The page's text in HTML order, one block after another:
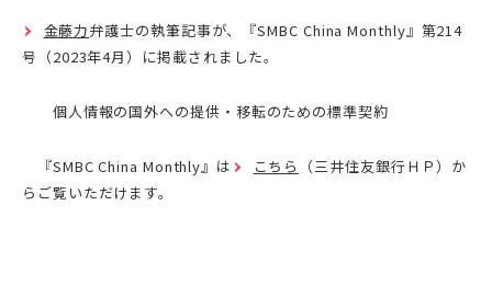
金藤力弁護士の執筆記事が、『SMBC China Monthly』第214
号（2023年4月）に掲載されました。
個人情報の国外への提供・移転のための標準契約
『SMBC China Monthly』は こちら
（三井住友銀行ＨＰ）か
らご覧いただけます。